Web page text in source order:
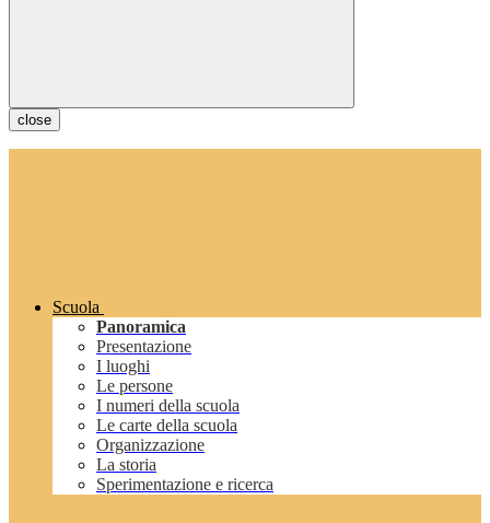
close
Scuola
Panoramica
Presentazione
I luoghi
Le persone
I numeri della scuola
Le carte della scuola
Organizzazione
La storia
Sperimentazione e ricerca